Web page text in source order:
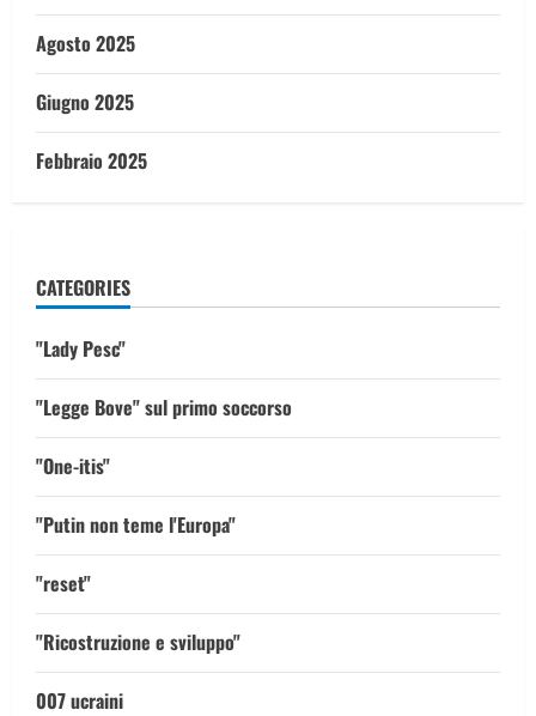
Agosto 2025
Giugno 2025
Febbraio 2025
CATEGORIES
"Lady Pesc"
"Legge Bove" sul primo soccorso
"One-itis"
"Putin non teme l'Europa"
"reset"
"Ricostruzione e sviluppo"
007 ucraini